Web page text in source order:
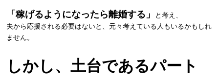
「稼げるようになったら離婚する」
と考え、
夫から応援される必要はないと、元々考えている人もいるかもしれ
ません。
しかし、土台であるパート